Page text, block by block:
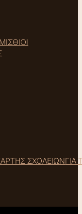
ΣΧΟΛΕΙΩΝΓΙΑ